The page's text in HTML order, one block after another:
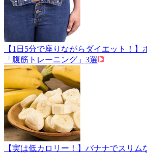
【1日5分で座りながらダイエット！】
「腹筋トレーニング」3選
【実は低カロリー！】バナナでスリム